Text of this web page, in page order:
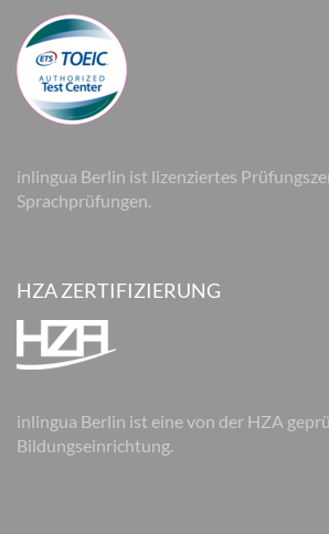
inlingua Berlin ist lizenziertes
Sprachprüfungen.
HZA ZERTIFIZIERUNG
inlingua Berlin ist eine von der HZA
Bildungseinrichtung.